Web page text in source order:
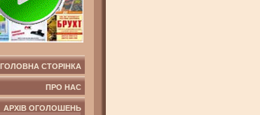
ГОЛОВНА СТОРІНКА
ПРО НАС
АРХІВ ОГОЛОШЕНЬ